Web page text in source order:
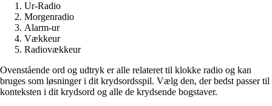
Ur-Radio
Morgenradio
Alarm-ur
Vækkeur
Radiovækkeur
Ovenstående ord og udtryk er alle relateret til klokke radio og kan
bruges som løsninger i dit krydsordsspil. Vælg den, der bedst passer til
konteksten i dit krydsord og alle de krydsende bogstaver.